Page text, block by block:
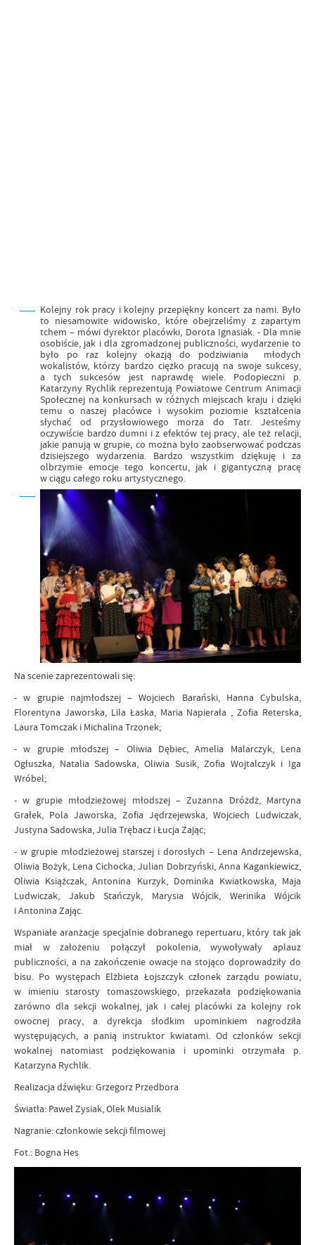
Kolejny rok pracy i kolejny przepiękny koncert za nami. Było
to niesamowite widowisko, które obejrzeliśmy z zapartym
tchem – mówi dyrektor placówki, Dorota Ignasiak. - Dla mnie
osobiście, jak i dla zgromadzonej publiczności, wydarzenie to
było po raz kolejny okazją do podziwiania młodych
wokalistów, którzy bardzo ciężko pracują na swoje sukcesy,
a tych sukcesów jest naprawdę wiele. Podopieczni p.
Katarzyny Rychlik reprezentują Powiatowe Centrum Animacji
Społecznej na konkursach w różnych miejscach kraju i dzięki
temu o naszej placówce i wysokim poziomie kształcenia
słychać od przysłowiowego morza do Tatr. Jesteśmy
oczywiście bardzo dumni i z efektów tej pracy, ale też relacji,
jakie panują w grupie, co można było zaobserwować podczas
dzisiejszego wydarzenia. Bardzo wszystkim dziękuję i za
olbrzymie emocje tego koncertu, jak i gigantyczną pracę
w ciągu całego roku artystycznego.
Na scenie zaprezentowali się:
- w grupie najmłodszej – Wojciech Barański, Hanna Cybulska,
Florentyna Jaworska, Lila Łaska, Maria Napierała , Zofia Reterska,
Laura Tomczak i Michalina Trzonek;
- w grupie młodszej – Oliwia Dębiec, Amelia Malarczyk, Lena
Ogłuszka, Natalia Sadowska, Oliwia Susik, Zofia Wojtalczyk i Iga
Wróbel;
- w grupie młodzieżowej młodszej – Zuzanna Dróżdż, Martyna
Grałek, Pola Jaworska, Zofia Jędrzejewska, Wojciech Ludwiczak,
Justyna Sadowska, Julia Trębacz i Łucja Zając;
- w grupie młodzieżowej starszej i dorosłych – Lena Andrzejewska,
Oliwia Bożyk, Lena Cichocka, Julian Dobrzyński, Anna Kagankiewicz,
Oliwia Książczak, Antonina Kurzyk, Dominika Kwiatkowska, Maja
Ludwiczak, Jakub Stańczyk, Marysia Wójcik, Werinika Wójcik
i Antonina Zając.
Wspaniałe aranżacje specjalnie dobranego repertuaru, który tak jak
miał w założeniu połączył pokolenia, wywoływały aplauz
publiczności, a na zakończenie owacje na stojąco doprowadziły do
bisu. Po występach Elżbieta Łojszczyk członek zarządu powiatu,
w imieniu starosty tomaszowskiego, przekazała podziękowania
zarówno dla sekcji wokalnej, jak i całej placówki za kolejny rok
owocnej pracy, a dyrekcja słodkim upominkiem nagrodziła
występujących, a panią instruktor kwiatami. Od członków sekcji
wokalnej natomiast podziękowania i upominki otrzymała p.
Katarzyna Rychlik.
Realizacja dźwięku: Grzegorz Przedbora
Światła: Paweł Zysiak, Olek Musialik
Nagranie: członkowie sekcji filmowej
Fot.: Bogna Hes